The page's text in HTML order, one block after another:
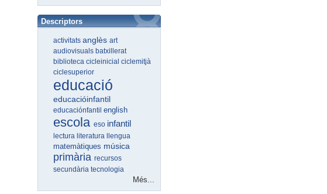
Descriptors
activitatsanglèsart
audiovisualsbatxillerat
bibliotecacicleinicialciclemitjà
ciclesuperior
educació
educacióinfantil
educaciónfantilenglish
escolaeso infantil
lecturaliteraturallengua
matemàtiques música
primàriarecursos
secundàriatecnologia
Més...